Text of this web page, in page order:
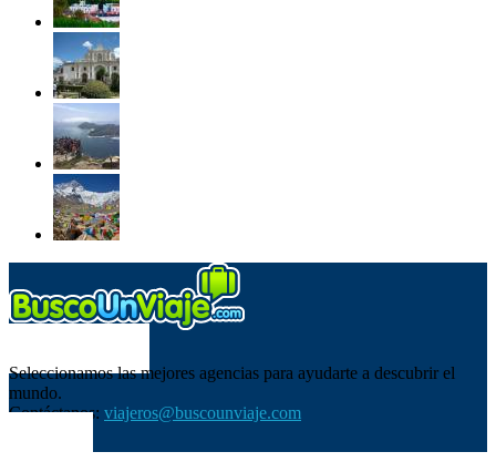
Seleccionamos las mejores agencias para ayudarte a descubrir el
mundo.
Contáctanos: viajeros@buscounviaje.com